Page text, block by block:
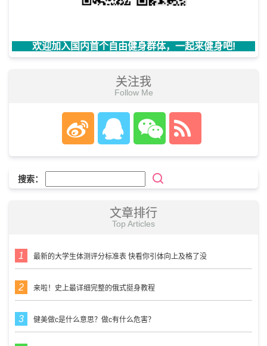
欢迎加入国内首个自由健身群体，一起来健身吧!
关注我
Follow Me
搜索：
文章排行
Top Articles
最新的大学生体测评分标准表 快看你引体向上及格了没
来啦！史上最详细完整的俄式挺身教程
健美做c是什么意思？做c有什么危害？